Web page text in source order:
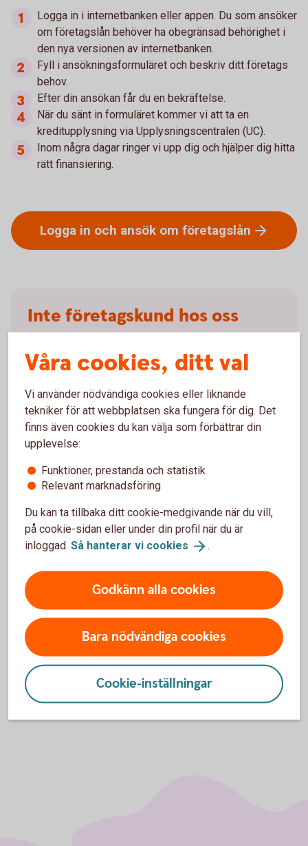
Logga in i internetbanken eller appen. Du som ansöker
om företagslån behöver ha obegränsad behörighet i
den nya versionen av internetbanken.
Fyll i ansökningsformuläret och beskriv ditt företags
behov.
Efter din ansökan får du en bekräftelse.
När du sänt in formuläret kommer vi att ta en
kreditupplysning via Upplysningscentralen (UC).
Inom några dagar ringer vi upp dig och hjälper dig hitta
rätt finansiering.
Logga in och ansök om företagslån
Inte företagskund hos oss
ännu?
För att ansöka om företagslån behöver du vara kund
välkommen med din ansökan.
Blikund
Frågor?
Kontakta oss
Har du frågor? Välkommen att kontakta oss på
telefon.
Våra cookies, ditt val
Vi använder nödvändiga cookies eller liknande
tekniker för att webbplatsen ska fungera för dig. Det
finns även cookies du kan välja som förbättrar din
upplevelse:
Funktioner, prestanda och statistik
Relevant marknadsföring
Du kan ta tillbaka ditt cookie-medgivande när du vill,
på cookie-sidan eller under din profil när du är
inloggad. Så hanterar vi cookies .
Godkänn alla cookies
Bara nödvändiga cookies
Cookie-inställningar